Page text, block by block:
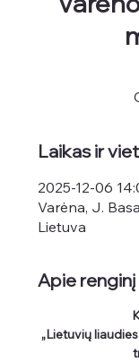
Laikas ir
2025-12-06
Varėna, J.
Lietuva
Apie renginį
„Lietuvių